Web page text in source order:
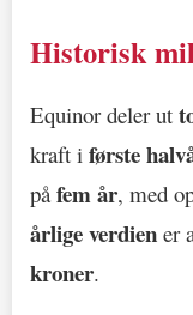
Historisk
Equinor deler ut
kraft i første
påfem år, med
årlige verdien er
kroner.